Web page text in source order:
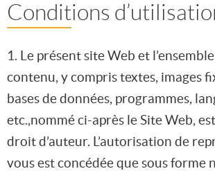
Conditions
1. Le présent site Web et
contenu, y compris textes, images
bases de données, programmes,
etc.,nommé ci-après le Site Web,
droit d’auteur. L’autorisation de
vous est concédée que sous forme